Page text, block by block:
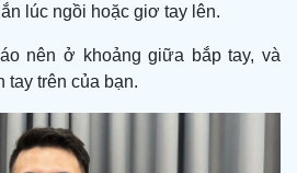
lúc ngồi hoặc giơ tay lên.
nên ở khoảng giữa bắp tay, và
tay trên của bạn.